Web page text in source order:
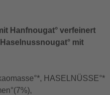
Hanfnougat° verfeinert
mit
HASELNÜSSE°*